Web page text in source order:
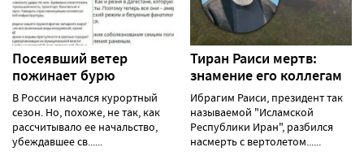
Посеявший ветер
пожинает бурю
В России начался курортный
сезон. Но, похоже, не так, как
рассчитывало ее начальство,
убеждавшее св......
Тиран Раиси мертв:
знамение его коллегам
Ибрагим Раиси, президент так
называемой "Исламской
Республики Иран", разбился
насмерть с вертолетом......